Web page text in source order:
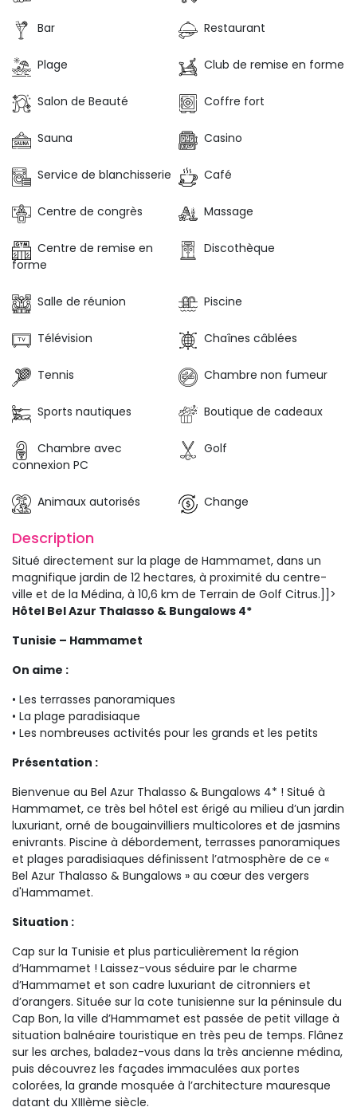
Bar Restaurant
Plage Club de remise en forme
Salon de Beauté Coffre fort
Sauna Casino
Service de blanchisserie Café
Centre de congrès Massage
Centre de remise en
forme
Discothèque
Salle de réunion Piscine
Télévision Chaînes câblées
Tennis Chambre non fumeur
Sports nautiques Boutique de cadeaux
Chambre avec
connexion PC
Golf
Animaux autorisés Change
Description
Situé directement sur la plage de Hammamet, dans un
magnifique jardin de 12 hectares, à proximité du centre-
ville et de la Médina, à 10,6 km de Terrain de Golf Citrus.]]>
Hôtel Bel Azur Thalasso & Bungalows 4*
Tunisie – Hammamet
On aime :
• Les terrasses panoramiques
• La plage paradisiaque
• Les nombreuses activités pour les grands et les petits
Présentation :
Bienvenue au Bel Azur Thalasso & Bungalows 4* ! Situé à
Hammamet, ce très bel hôtel est érigé au milieu d’un jardin
luxuriant, orné de bougainvilliers multicolores et de jasmins
enivrants. Piscine à débordement, terrasses panoramiques
et plages paradisiaques définissent l’atmosphère de ce «
Bel Azur Thalasso & Bungalows » au cœur des vergers
d'Hammamet.
Situation :
Cap sur la Tunisie et plus particulièrement la région
d’Hammamet ! Laissez-vous séduire par le charme
d’Hammamet et son cadre luxuriant de citronniers et
d’orangers. Située sur la cote tunisienne sur la péninsule du
Cap Bon, la ville d’Hammamet est passée de petit village à
situation balnéaire touristique en très peu de temps. Flânez
sur les arches, baladez-vous dans la très ancienne médina,
puis découvrez les façades immaculées aux portes
colorées, la grande mosquée à l’architecture mauresque
datant du XIIIème siècle.